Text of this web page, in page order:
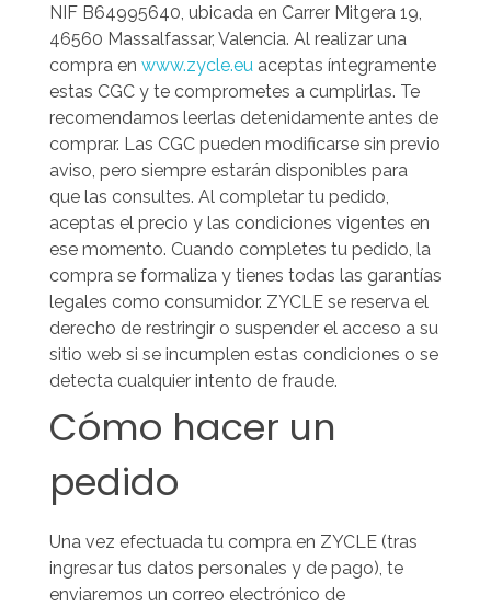
NIF B64995640, ubicada en Carrer Mitgera 19,
46560 Massalfassar, Valencia. Al realizar una
compra en www.zycle.eu aceptas íntegramente
estas CGC y te comprometes a cumplirlas. Te
recomendamos leerlas detenidamente antes de
comprar. Las CGC pueden modificarse sin previo
aviso, pero siempre estarán disponibles para
que las consultes. Al completar tu pedido,
aceptas el precio y las condiciones vigentes en
ese momento. Cuando completes tu pedido, la
compra se formaliza y tienes todas las garantías
legales como consumidor. ZYCLE se reserva el
derecho de restringir o suspender el acceso a su
sitio web si se incumplen estas condiciones o se
detecta cualquier intento de fraude.
Cómo hacer un
pedido
Una vez efectuada tu compra en ZYCLE (tras
ingresar tus datos personales y de pago), te
enviaremos un correo electrónico de